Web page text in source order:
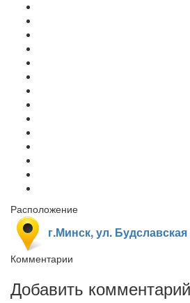
Расположение
г.Минск, ул. Будславская
Комментарии
Добавить комментарий